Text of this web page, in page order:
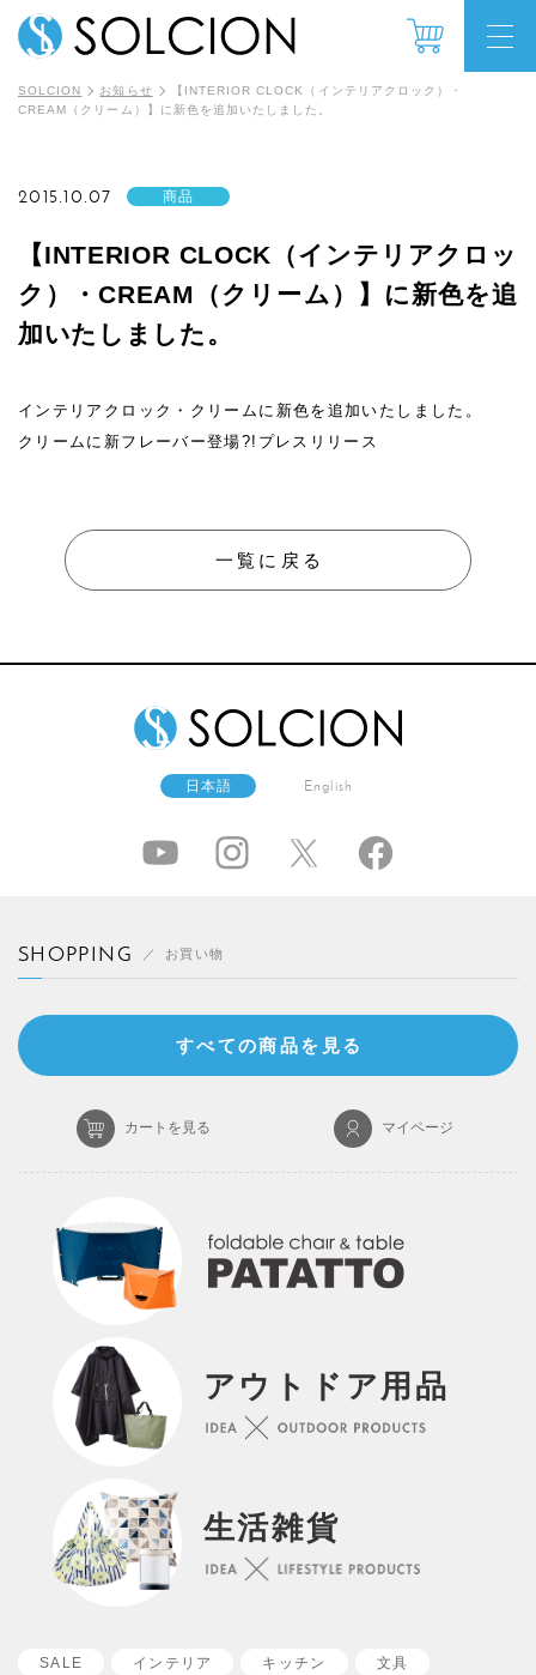
SOLCION お知らせ
【INTERIOR CLOCK（インテリアクロック）・
CREAM（クリーム）】に新色を追加いたしました。
【INTERIOR CLOCK（インテリアクロッ
ク）・CREAM（クリーム）】に新色を追
加いたしました。
2015.10.07 商品
インテリアクロック・クリームに新色を追加いたしました。
クリームに新フレーバー登場?!プレスリリース
一覧に戻る
日本語 English
SHOPPING お買い物
すべての商品を見る
カートを見る マイページ
アウトドア用品
生活雑貨
SALE インテリア キッチン 文具